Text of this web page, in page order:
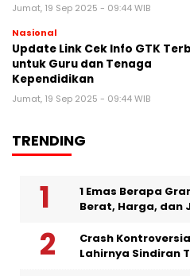
Jumat, 19 Sep 2025 - 09:44 WIB
Nasional
Update Link Cek Info GTK
untuk Guru dan Tenaga
Kependidikan
Jumat, 19 Sep 2025 - 09:44 WIB
TRENDING
1 Emas Berapa
Berat, Harga, dan
Crash
Lahirnya Sindiran